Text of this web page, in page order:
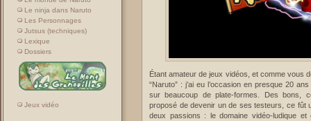
Le ninja dans Naruto
Les Personnages
Jutsus (techniques)
Lexique
Dossiers
Jeux vidéo
Étant amateur de jeux vidéos, et comme vous
“Naruto” : j’ai eu l’occasion en presque 20
sur beaucoup de plate-formes. Des bons,
proposé de devenir un de ses testeurs, ce fût
deux passions : le domaine vidéo-ludique et